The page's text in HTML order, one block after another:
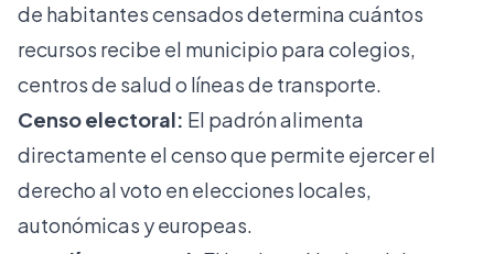
de habitantes censados determina cuántos
recursos recibe el municipio para colegios,
centros de salud o líneas de transporte.
Censo electoral: El padrón alimenta
directamente el censo que permite ejercer el
derecho al voto en elecciones locales,
autonómicas y europeas.